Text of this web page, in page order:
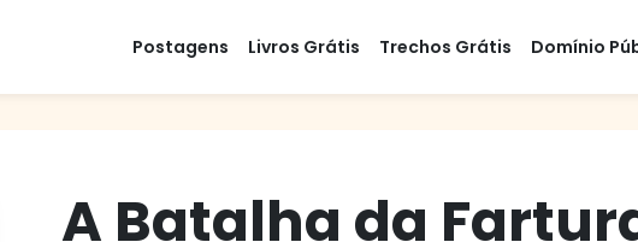
Postagens Livros Grátis Trechos Grátis Domínio
A Batalha da